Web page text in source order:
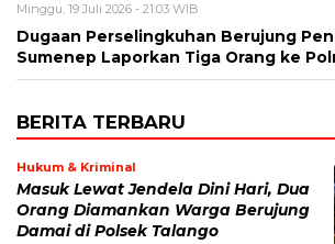
Minggu, 19 Juli 2026 - 21:03 WIB
Dugaan Perselingkuhan Berujung
Sumenep Laporkan Tiga Orang ke
BERITA TERBARU
Hukum & Kriminal
Masuk Lewat Jendela Dini Hari, Dua
Orang Diamankan Warga Berujung
Damai di Polsek Talango